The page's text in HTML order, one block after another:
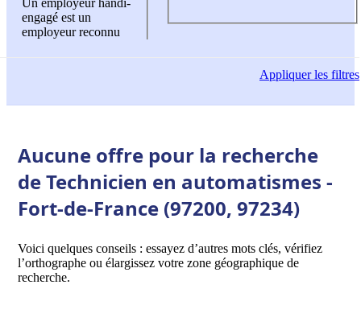
Un employeur handi-
engagé est un
employeur reconnu
Appliquerles filtres
Aucune offre pour la recherche
de Technicien en automatismes -
Fort-de-France (97200, 97234)
Voici quelques conseils : essayez d’autres mots clés, vérifiez
l’orthographe ou élargissez votre zone géographique de
recherche.